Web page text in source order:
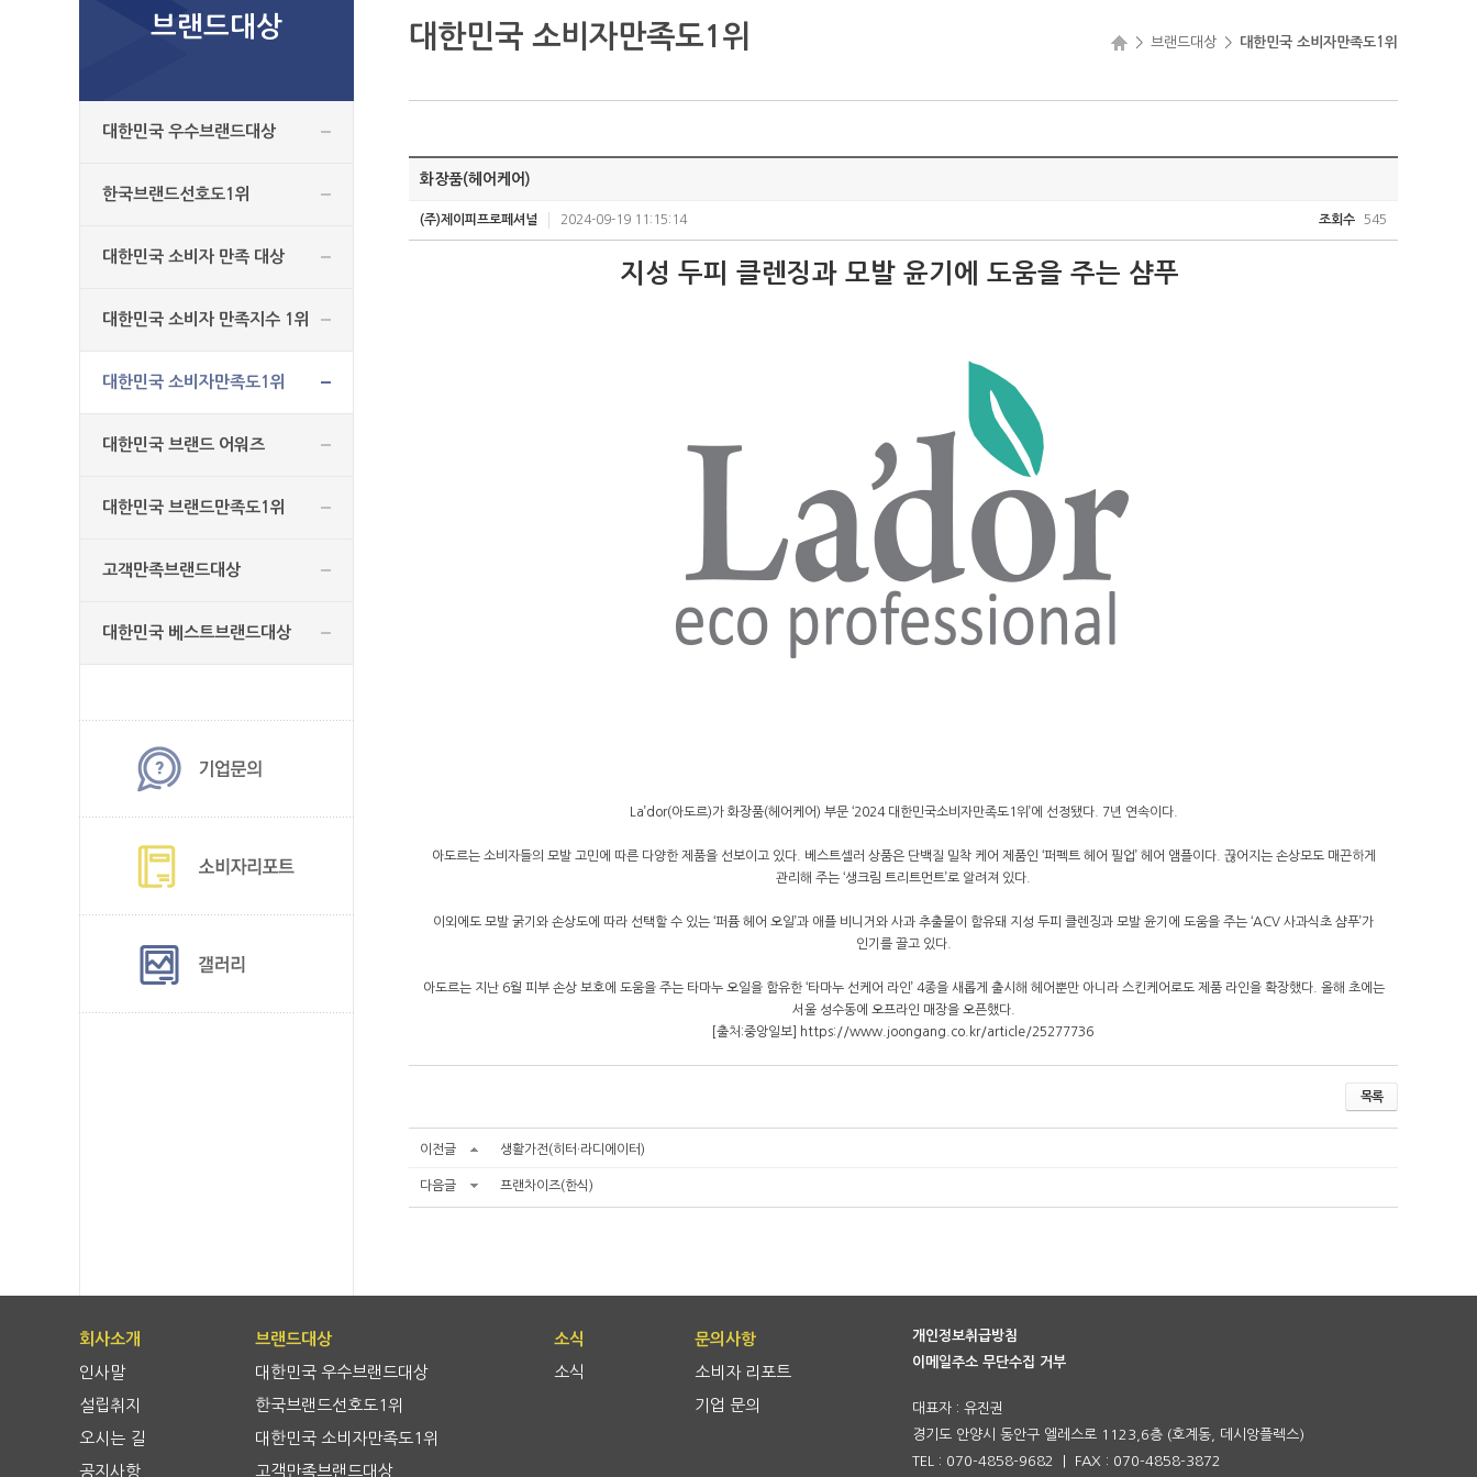
브랜드대상
대한민국 우수브랜드대상
한국브랜드선호도1위
대한민국 소비자 만족 대상
대한민국 소비자 만족지수 1위
대한민국 소비자만족도1위
대한민국 브랜드 어워즈
대한민국 브랜드만족도1위
고객만족브랜드대상
대한민국 베스트브랜드대상
대한민국 소비자만족도1위 > 브랜드대상 > 대한민국 소비자만족도1위
화장품(헤어케어)
(주)제이피프로페셔널 2024-09-19 11:15:14 조회수 545
지성 두피 클렌징과 모발 윤기에 도움을 주는 샴푸
La’dor(아도르)가 화장품(헤어케어) 부문 ‘2024 대한민국소비자만족도1위’에 선정됐다. 7년 연속이다.
아도르는 소비자들의 모발 고민에 따른 다양한 제품을 선보이고 있다. 베스트셀러 상품은 단백질 밀착 케어 제품인 ‘퍼펙트 헤어 필업’ 헤어 앰플이다. 끊어지는 손상모도 매끈하게
관리해 주는 ‘생크림 트리트먼트’로 알려져 있다.
이외에도 모발 굵기와 손상도에 따라 선택할 수 있는 ‘퍼퓸 헤어 오일’과 애플 비니거와 사과 추출물이 함유돼 지성 두피 클렌징과 모발 윤기에 도움을 주는 ‘ACV 사과식초 샴푸’가
인기를 끌고 있다.
아도르는 지난 6월 피부 손상 보호에 도움을 주는 타마누 오일을 함유한 ‘타마누 선케어 라인’ 4종을 새롭게 출시해 헤어뿐만 아니라 스킨케어로도 제품 라인을 확장했다. 올해 초에는
서울 성수동에 오프라인 매장을 오픈했다.
[출처:중앙일보] https://www.joongang.co.kr/article/25277736
목록
이전글 생활가전(히터·라디에이터)
다음글 프랜차이즈(한식)
회사소개
인사말
설립취지
오시는 길
공지사항
브랜드대상
대한민국 우수브랜드대상
한국브랜드선호도1위
대한민국 소비자만족도1위
고객만족브랜드대상
소식
소식
문의사항
소비자 리포트
기업 문의
개인정보취급방침
이메일주소 무단수집 거부
대표자 : 유진권
경기도 안양시 동안구 엘레스로 1123,6층 (호계동, 데시앙플렉스)
TEL : 070-4858-9682 | FAX : 070-4858-3872